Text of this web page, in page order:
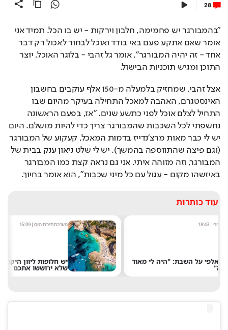
28
"בהמבורגר יש פחמימה, חלבון וירקות - יש בו הכל. תמיד אני
אומר שאם אתקע פעם באי בודד ואוכל לבחור לאכול רק דבר
אחד - זה יהיה המבורגר", אומר גל זהבי - בלוגר האוכל, יוצר
התוכן ומגיש תוכניות הבישול.
אצל זהבי, שמחזיק בלמעלה מ-150 אלף עוקבים בחשבון
האינסטגרם, האהבה למאכל התחילה בעיקר מהיום שבו
התחיל לצלם אוכל לפני כתשע שנים. "אז, בפעם הראשונה
נחשפתי לכל השכבות שהמבורגר צריך כדי להיות מושלם. היום
יש לי כבר מאות מרצ'נדייז בדמות המאכל, קעקוע של המבורגר
(וגם פיצה שהתווספה בהמשך). יש לי שלט ניאון ענק בבית של
המבורגר, וזה מזוהה איתי. אני גם נראה קצת כמו המבורגר
באיזשהו מקום - עגול עם כל מיני שכבות", הוא אומר בחיוך.
עוד כותרות
יש חלופות ליוון היקרה: 5 ערי חוף